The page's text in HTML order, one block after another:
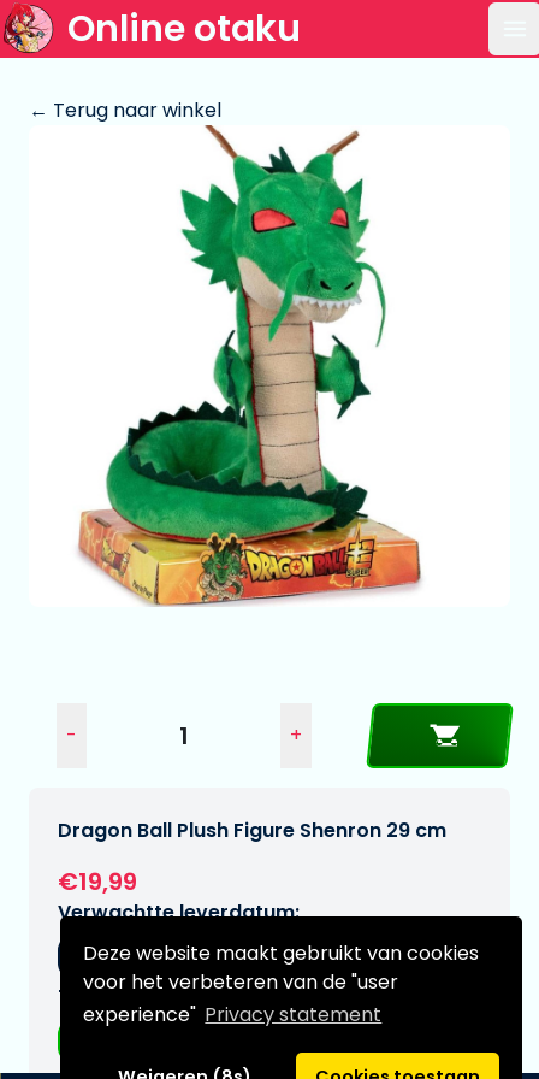
Deze website maakt gebruikt van cookies
voor het verbeteren van de "user
experience" Privacy statement
Online otaku
← Terug naar winkel
Dragon Ball Plush Figure Shenron 29 cm
€19,99
Verwachtte leverdatum:
05-09-2026
Type:
- +